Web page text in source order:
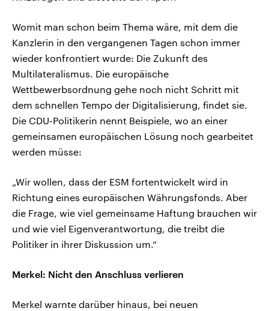
Womit man schon beim Thema wäre, mit dem die
Kanzlerin in den vergangenen Tagen schon immer
wieder konfrontiert wurde: Die Zukunft des
Multilateralismus. Die europäische
Wettbewerbsordnung gehe noch nicht Schritt mit
dem schnellen Tempo der Digitalisierung, findet sie.
Die CDU-Politikerin nennt Beispiele, wo an einer
gemeinsamen europäischen Lösung noch gearbeitet
werden müsse:
„Wir wollen, dass der ESM fortentwickelt wird in
Richtung eines europäischen Währungsfonds. Aber
die Frage, wie viel gemeinsame Haftung brauchen wir
und wie viel Eigenverantwortung, die treibt die
Politiker in ihrer Diskussion um.“
Merkel: Nicht den Anschluss verlieren
Merkel warnte darüber hinaus, bei neuen